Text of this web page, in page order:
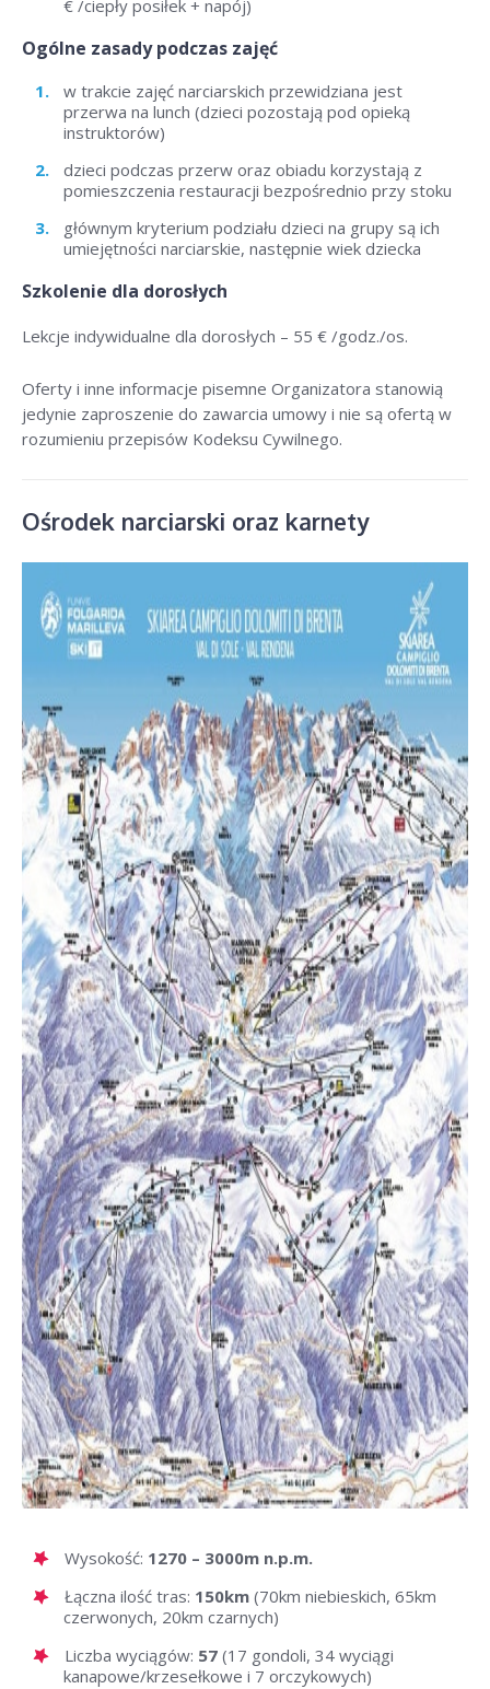
€ /ciepły posiłek + napój)
Ogólne zasady podczas zajęć
w trakcie zajęć narciarskich przewidziana jest
przerwa na lunch (dzieci pozostają pod opieką
instruktorów)
dzieci podczas przerw oraz obiadu korzystają z
pomieszczenia restauracji bezpośrednio przy stoku
głównym kryterium podziału dzieci na grupy są ich
umiejętności narciarskie, następnie wiek dziecka
Szkolenie dla dorosłych
Lekcje indywidualne dla dorosłych – 55 € /godz./os.
Oferty i inne informacje pisemne Organizatora stanowią
jedynie zaproszenie do zawarcia umowy i nie są ofertą w
rozumieniu przepisów Kodeksu Cywilnego.
Ośrodek narciarski oraz karnety
Wysokość: 1270 – 3000m n.p.m.
Łączna ilość tras: 150km (70km niebieskich, 65km
czerwonych, 20km czarnych)
Liczba wyciągów: 57 (17 gondoli, 34 wyciągi
kanapowe/krzesełkowe i 7 orczykowych)